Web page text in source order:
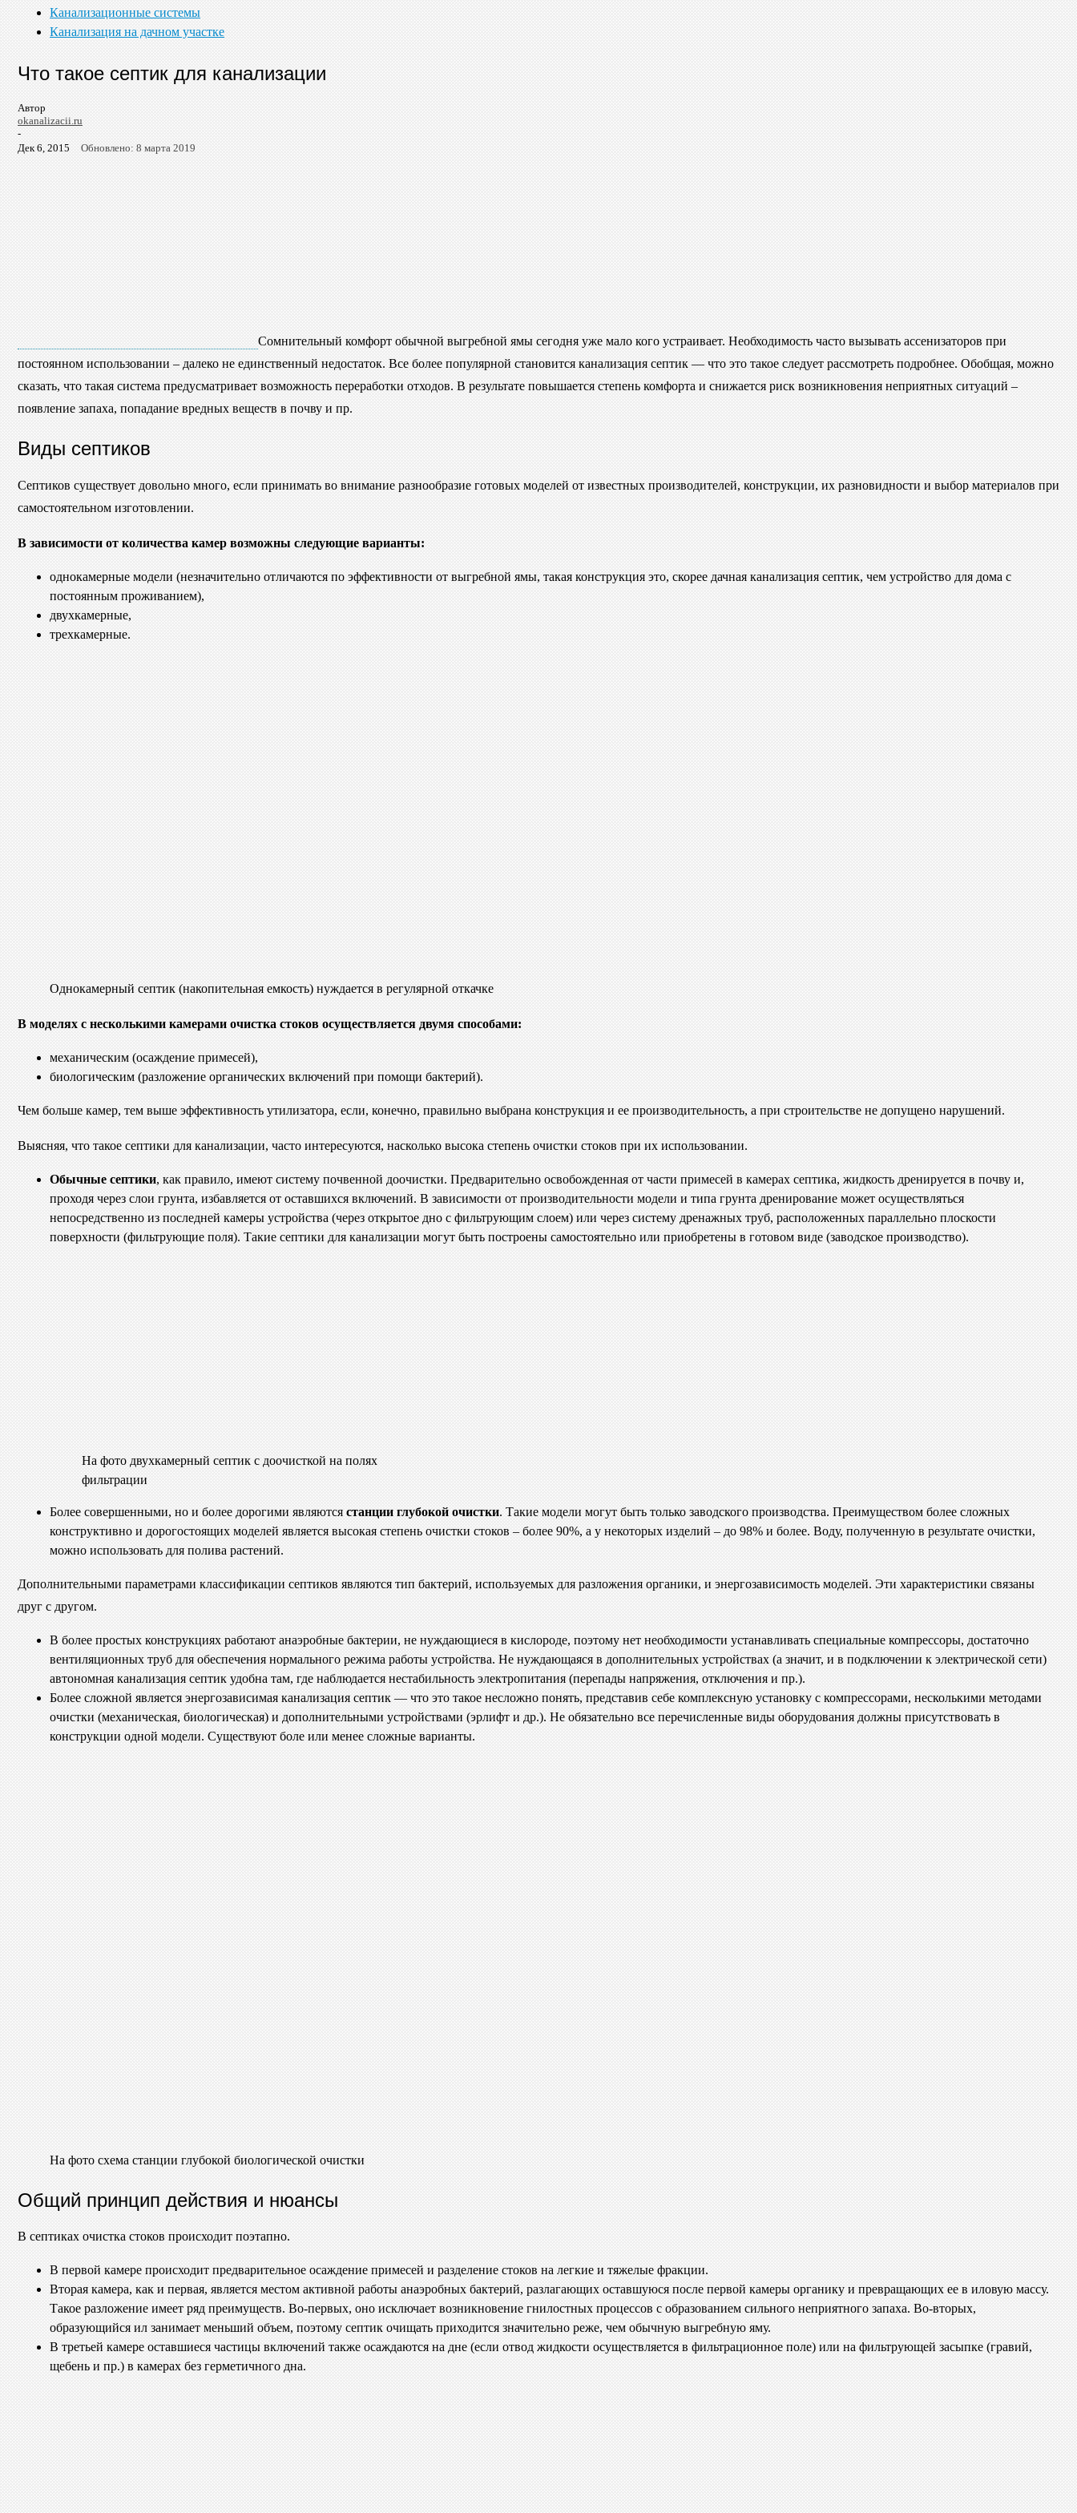
Канализационные системы
Канализация на дачном участке
Что такое септик для канализации
Автор
okanalizacii.ru
-
Дек 6, 2015
Обновлено: 8 марта 2019
Сомнительный комфорт обычной выгребной ямы сегодня уже мало кого устраивает. Необходимость часто вызывать ассенизаторов при
постоянном использовании – далеко не единственный недостаток. Все более популярной становится канализация септик — что это такое следует рассмотреть подробнее. Обобщая, можно
сказать, что такая система предусматривает возможность переработки отходов. В результате повышается степень комфорта и снижается риск возникновения неприятных ситуаций –
появление запаха, попадание вредных веществ в почву и пр.
Виды септиков
Септиков существует довольно много, если принимать во внимание разнообразие готовых моделей от известных производителей, конструкции, их разновидности и выбор материалов при
самостоятельном изготовлении.
В зависимости от количества камер возможны следующие варианты:
однокамерные модели (незначительно отличаются по эффективности от выгребной ямы, такая конструкция это, скорее дачная канализация септик, чем устройство для дома с
постоянным проживанием),
двухкамерные,
трехкамерные.
Однокамерный септик (накопительная емкость) нуждается в регулярной откачке
В моделях с несколькими камерами очистка стоков осуществляется двумя способами:
механическим (осаждение примесей),
биологическим (разложение органических включений при помощи бактерий).
Чем больше камер, тем выше эффективность утилизатора, если, конечно, правильно выбрана конструкция и ее производительность, а при строительстве не допущено нарушений.
Выясняя, что такое септики для канализации, часто интересуются, насколько высока степень очистки стоков при их использовании.
Обычные септики, как правило, имеют систему почвенной доочистки. Предварительно освобожденная от части примесей в камерах септика, жидкость дренируется в почву и,
проходя через слои грунта, избавляется от оставшихся включений. В зависимости от производительности модели и типа грунта дренирование может осуществляться
непосредственно из последней камеры устройства (через открытое дно с фильтрующим слоем) или через систему дренажных труб, расположенных параллельно плоскости
поверхности (фильтрующие поля). Такие септики для канализации могут быть построены самостоятельно или приобретены в готовом виде (заводское производство).
На фото двухкамерный септик с доочисткой на полях
фильтрации
Более совершенными, но и более дорогими являютсястанции глубокой очистки. Такие модели могут быть только заводского производства. Преимуществом более сложных
конструктивно и дорогостоящих моделей является высокая степень очистки стоков – более 90%, а у некоторых изделий – до 98% и более. Воду, полученную в результате очистки,
можно использовать для полива растений.
Дополнительными параметрами классификации септиков являются тип бактерий, используемых для разложения органики, и энергозависимость моделей. Эти характеристики связаны
друг с другом.
В более простых конструкциях работают анаэробные бактерии, не нуждающиеся в кислороде, поэтому нет необходимости устанавливать специальные компрессоры, достаточно
вентиляционных труб для обеспечения нормального режима работы устройства. Не нуждающаяся в дополнительных устройствах (а значит, и в подключении к электрической сети)
автономная канализация септик удобна там, где наблюдается нестабильность электропитания (перепады напряжения, отключения и пр.).
Более сложной является энергозависимая канализация септик — что это такое несложно понять, представив себе комплексную установку с компрессорами, несколькими методами
очистки (механическая, биологическая) и дополнительными устройствами (эрлифт и др.). Не обязательно все перечисленные виды оборудования должны присутствовать в
конструкции одной модели. Существуют боле или менее сложные варианты.
На фото схема станции глубокой биологической очистки
Общий принцип действия и нюансы
В септиках очистка стоков происходит поэтапно.
В первой камере происходит предварительное осаждение примесей и разделение стоков на легкие и тяжелые фракции.
Вторая камера, как и первая, является местом активной работы анаэробных бактерий, разлагающих оставшуюся после первой камеры органику и превращающих ее в иловую массу.
Такое разложение имеет ряд преимуществ. Во-первых, оно исключает возникновение гнилостных процессов с образованием сильного неприятного запаха. Во-вторых,
образующийся ил занимает меньший объем, поэтому септик очищать приходится значительно реже, чем обычную выгребную яму.
В третьей камере оставшиеся частицы включений также осаждаются на дне (если отвод жидкости осуществляется в фильтрационное поле) или на фильтрующей засыпке (гравий,
щебень и пр.) в камерах без герметичного дна.